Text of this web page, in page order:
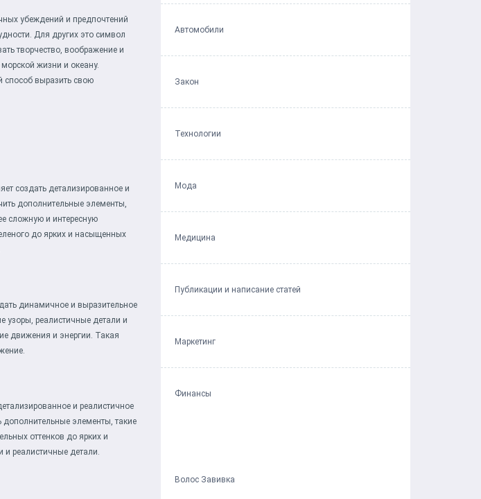
убеждений и предпочтений
Для других это символ
творчество, воображение и
жизни и океану.
способ выразить свою
создать детализированное и
дополнительные элементы,
сложную и интересную
до ярких и насыщенных
динамичное и выразительное
узоры, реалистичные детали и
движения и энергии. Такая
и реалистичное
элементы, такие
оттенков до ярких и
и реалистичные детали.
Автомобили
Закон
Технологии
Мода
Медицина
Публикации и написание статей
Маркетинг
Финансы
Волос Завивка